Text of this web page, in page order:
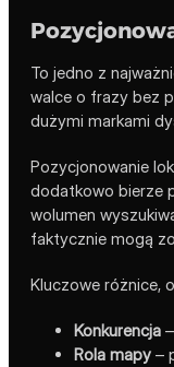
To jedno z
walce o frazy bez
dużymi markami
Pozycjonowanie
dodatkowo bierze
wolumen
faktycznie mogą
Kluczowe różnice,
Konkurencja
Rola mapy –